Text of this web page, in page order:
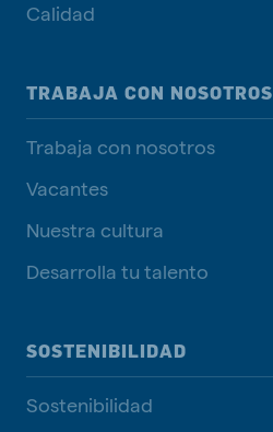
Calidad
TRABAJA CON NOSOTROS
Trabaja con nosotros
Vacantes
Nuestra cultura
Desarrolla tu talento
SOSTENIBILIDAD
Sostenibilidad